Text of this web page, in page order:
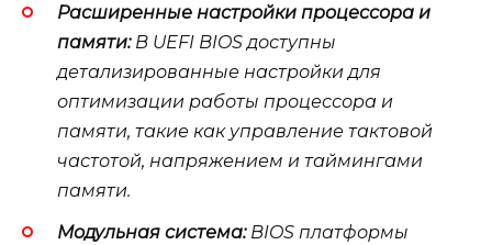
Расширенные настройки процессора и
памяти:В UEFI BIOS доступны
детализированные настройки для
оптимизации работы процессора и
памяти, такие как управление тактовой
частотой, напряжением и таймингами
памяти.
Модульная система:BIOS платформы